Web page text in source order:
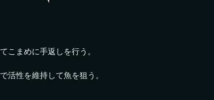
まめに手返しを行う。
性を維持して魚を狙う。